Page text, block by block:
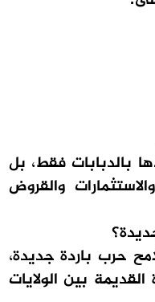
بالدبابات فقط، بل
والقروض
حرب باردة جديدة،
بين الولايات